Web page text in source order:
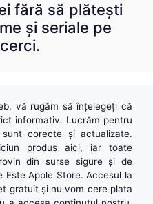
fără să plătești
și seriale pe
vă rugăm să înțelegeți că
informativ. Lucrăm pentru
corecte și actualizate.
produs aici, iar toate
din surse sigure și de
EsteApple Store. Accesul la
gratuit și nu vom cere plata